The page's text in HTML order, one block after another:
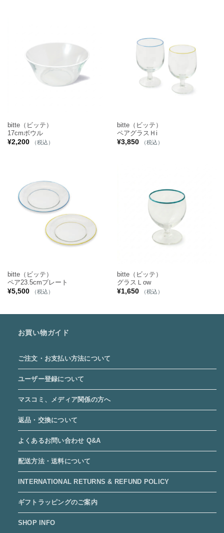
bitte（ビッテ）
17cmボウル
¥2,200 （税込）
bitte（ビッテ）
ペアグラスＨi
¥3,850 （税込）
bitte（ビッテ）
ペア23.5cmプレート
¥5,500 （税込）
bitte（ビッテ）
グラスＬow
¥1,650 （税込）
お買い物ガイド
ご注文・お支払い方法について
ユーザー登録について
マスコミ、メディア関係の方へ
返品・交換について
よくあるお問い合わせ Q&A
配送方法・送料について
INTERNATIONAL RETURNS & REFUND POLICY
ギフトラッピングのご案内
SHOP INFO